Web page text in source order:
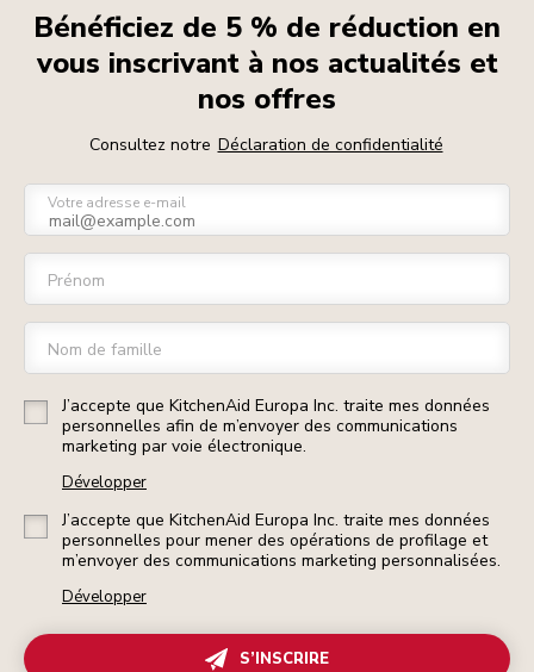
Bénéficiez de 5 % de réduction en
vous inscrivant à nos actualités et
nos offres
Consultez notre Déclaration de confidentialité
Votre adresse e-mail
Prénom
Nom de famille
J’accepte que KitchenAid Europa Inc. traite mes données
personnelles afin de m’envoyer des communications
marketing par voie électronique.
Développer
J’accepte que KitchenAid Europa Inc. traite mes données
personnelles pour mener des opérations de profilage et
m’envoyer des communications marketing personnalisées.
Développer
S’INSCRIRE